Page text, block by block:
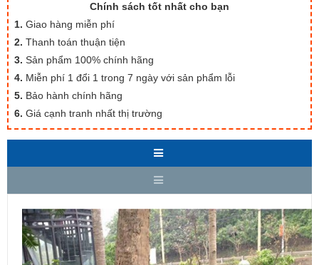
Chính sách tốt nhất cho bạn
1. Giao hàng miễn phí
2. Thanh toán thuận tiện
3. Sản phẩm 100% chính hãng
4. Miễn phí 1 đổi 1 trong 7 ngày với sản phẩm lỗi
5. Bảo hành chính hãng
6. Giá cạnh tranh nhất thị trường